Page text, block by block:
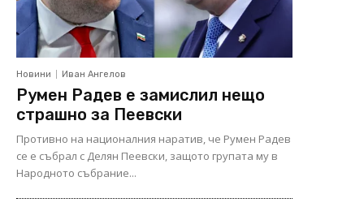
Новини Иван Ангелов
Румен Радев е замислил нещо
страшно за Пеевски
Противно на националния наратив, че Румен Радев
се е събрал с Делян Пеевски, защото групата му в
Народното събрание...